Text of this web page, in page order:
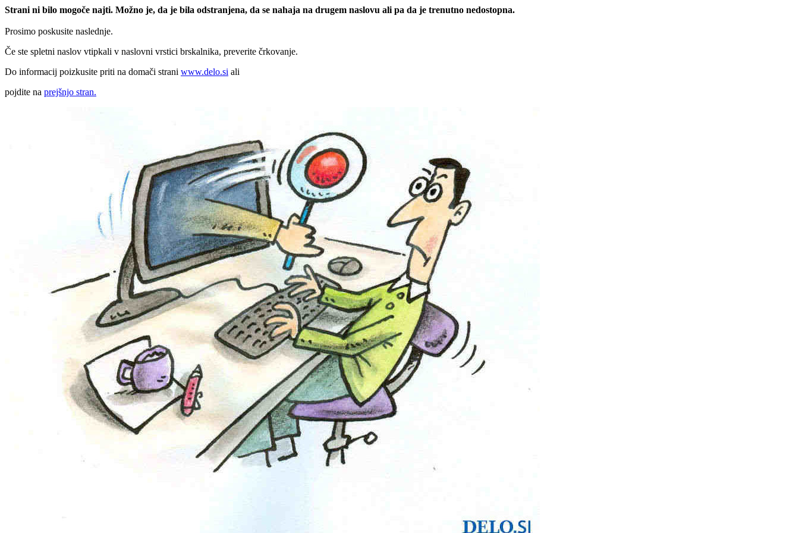
Strani ni bilo mogoče najti. Možno je, da je bila odstranjena, da se nahaja na drugem naslovu ali pa da je trenutno nedostopna.
Prosimo poskusite naslednje.
Če ste spletni naslov vtipkali v naslovni vrstici brskalnika, preverite črkovanje.
Do informacij poizkusite priti na domači strani www.delo.si ali
pojdite na prejšnjo stran.